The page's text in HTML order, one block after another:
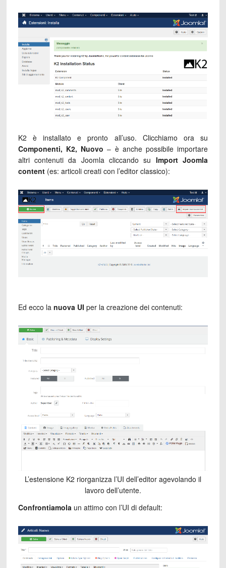
K2 è installato e pronto all’uso. Clicchiamo ora su
Componenti, K2, Nuovo – è anche possibile importare
altri contenuti da Joomla cliccando su Import Joomla
content(es: articoli creati con l’editor classico):
Ed ecco lanuova UI per la creazione dei contenuti:
L’estensione K2 riorganizza l’UI dell’editor agevolando il
lavoro dell’utente.
Confrontiamola un attimo con l’UI di default: